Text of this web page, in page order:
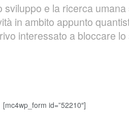
e la ricerca umana
in ambito appunto
interessato a bloccare lo
[mc4wp_form id=”52210″]